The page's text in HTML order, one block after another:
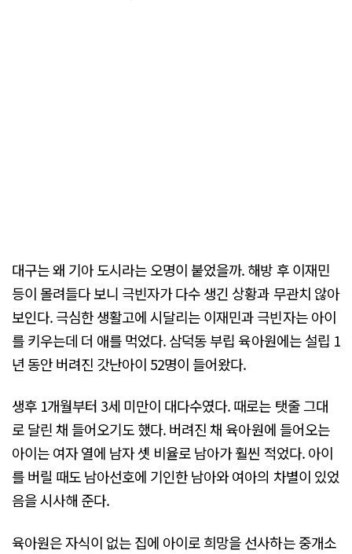
대구는 왜 기아 도시라는 오명이 붙었을까. 해방 후 이재민
등이 몰려들다 보니 극빈자가 다수 생긴 상황과 무관치 않아
보인다. 극심한 생활고에 시달리는 이재민과 극빈자는 아이
를 키우는데 더 애를 먹었다. 삼덕동 부립 육아원에는 설립 1
년 동안 버려진 갓난아이 52명이 들어왔다.
생후 1개월부터 3세 미만이 대다수였다. 때로는 탯줄 그대
로 달린 채 들어오기도 했다. 버려진 채 육아원에 들어오는
아이는 여자 열에 남자 셋 비율로 남아가 훨씬 적었다. 아이
를 버릴 때도 남아선호에 기인한 남아와 여아의 차별이 있었
음을 시사해 준다.
육아원은 자식이 없는 집에 아이로 희망을 선사하는 중개소